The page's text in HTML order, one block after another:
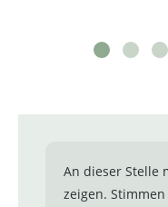
An dieser Stelle
zeigen.